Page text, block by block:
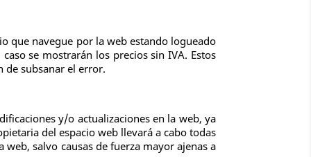
que navegue por la web estando logueado
se mostrarán los precios sin IVA. Estos
de subsanar el error.
y/o actualizaciones en la web, ya
del espacio web llevará a cabo todas
salvo causas de fuerza mayor ajenas a